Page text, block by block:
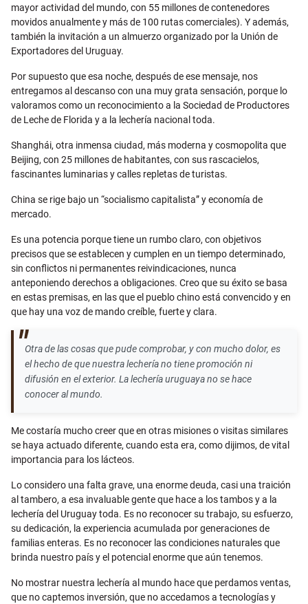
mayor actividad del mundo, con 55 millones de contenedores
movidos anualmente y más de 100 rutas comerciales). Y además,
también la invitación a un almuerzo organizado por la Unión de
Exportadores del Uruguay.
Por supuesto que esa noche, después de ese mensaje, nos
entregamos al descanso con una muy grata sensación, porque lo
valoramos como un reconocimiento a la Sociedad de Productores
de Leche de Florida y a la lechería nacional toda.
Shanghái, otra inmensa ciudad, más moderna y cosmopolita que
Beijing, con 25 millones de habitantes, con sus rascacielos,
fascinantes luminarias y calles repletas de turistas.
China se rige bajo un “socialismo capitalista” y economía de
mercado.
Es una potencia porque tiene un rumbo claro, con objetivos
precisos que se establecen y cumplen en un tiempo determinado,
sin conflictos ni permanentes reivindicaciones, nunca
anteponiendo derechos a obligaciones. Creo que su éxito se basa
en estas premisas, en las que el pueblo chino está convencido y en
que hay una voz de mando creíble, fuerte y clara.
Otra de las cosas que pude comprobar, y con mucho dolor, es
el hecho de que nuestra lechería no tiene promoción ni
difusión en el exterior. La lechería uruguaya no se hace
conocer al mundo.
Me costaría mucho creer que en otras misiones o visitas similares
se haya actuado diferente, cuando esta era, como dijimos, de vital
importancia para los lácteos.
Lo considero una falta grave, una enorme deuda, casi una traición
al tambero, a esa invaluable gente que hace a los tambos y a la
lechería del Uruguay toda. Es no reconocer su trabajo, su esfuerzo,
su dedicación, la experiencia acumulada por generaciones de
familias enteras. Es no reconocer las condiciones naturales que
brinda nuestro país y el potencial enorme que aún tenemos.
No mostrar nuestra lechería al mundo hace que perdamos ventas,
que no captemos inversión, que no accedamos a tecnologías y